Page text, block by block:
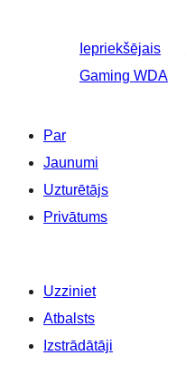
Iepriekšējais
Gaming WDA
Par
Jaunumi
Uzturētājs
Privātums
Uzziniet
Atbalsts
Izstrādātāji